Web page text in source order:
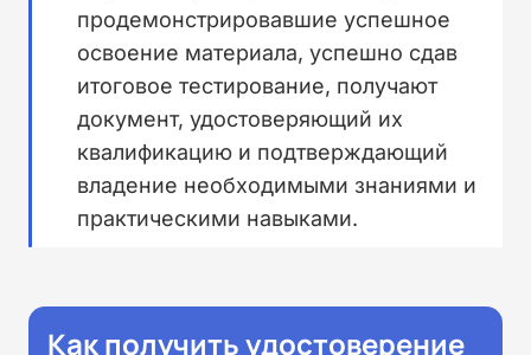
продемонстрировавшие успешное
освоение материала, успешно сдав
итоговое тестирование, получают
документ, удостоверяющий их
квалификацию и подтверждающий
владение необходимыми знаниями и
практическими навыками.
Как получить удостоверение